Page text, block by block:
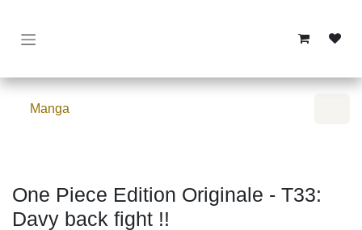
Manga
One Piece Edition Originale - T33:
Davy back fight !!